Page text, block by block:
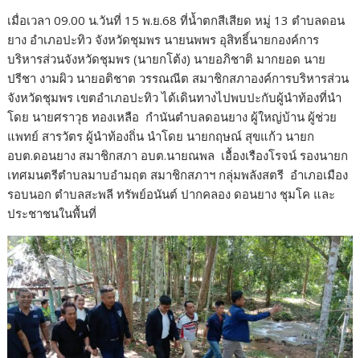
เมื่อเวลา 09.00 น.วันที่ 15 พ.ย.68 ที่น้ำตกสีเสียด หมู่ 13 ตำบลดอน
ยาง อำเภอปะทิว จังหวัดชุมพร นายนพพร อุสิทธิ์นายกองค์การ
บริหารส่วนจังหวัดชุมพร (นายกโต้ง) นายอภิชาติ มากยอด นาย
ปรีชา งามผิว นายอติชาต วรรณณีต สมาชิกสภาองค์การบริหารส่วน
จังหวัดชุมพร เขตอำเภอปะทิว ได้เดินทางไปพบปะกับผู้นำท้องที่นำ
โดย นายศราวุธ ทองเหลือ กำนันตำบลดอนยาง ผู้ใหญ่บ้าน ผู้ช่วย
แพทย์ สารวัตร ผู้นำท้องถิ่น นำโดย นายกฤษณ์ สุขแก้ว นายก
อบต.ดอนยาง สมาชิกสภา อบต.นายณพล เอื้องเรืองโรจน์ รองนายก
เทศมนตรีตำบลมาบอำมฤต สมาชิกสภาฯ กลุ่มพลังสตรี อำเภอเมือง
รอบนอก ตำบลสะพลี ทรัพย์อนันต์ ปากคลอง ดอนยาง ชุมโค และ
ประชาชนในพื้นที่